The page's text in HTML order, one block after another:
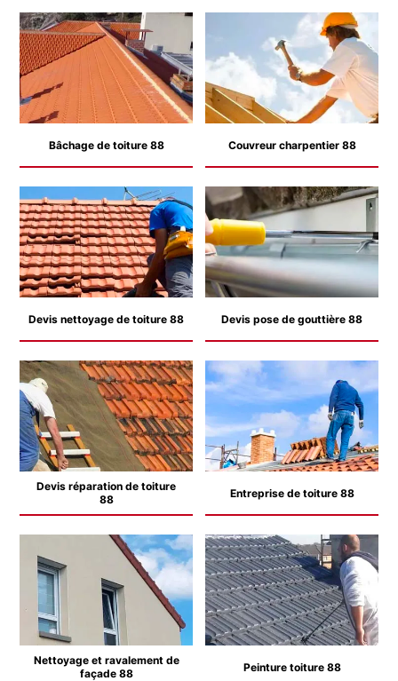
Bâchage de toiture 88 Couvreur charpentier 88
Devis nettoyage de toiture 88 Devis pose de gouttière 88
Devis réparation de toiture
88
Entreprise de toiture 88
Nettoyage et ravalement de
façade 88
Peinture toiture 88